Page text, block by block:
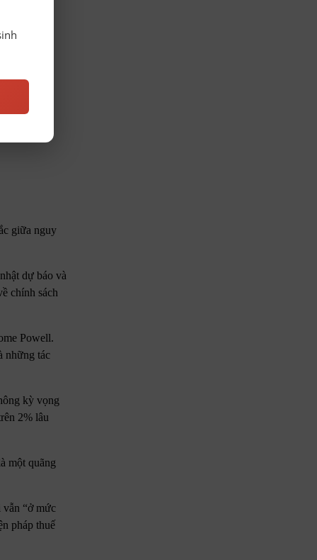
giữa nguy
dự báo và
chính sách
Powell.
những tác
kỳ vọng
2% lâu
một quãng
vẫn “ở mức
pháp thuế